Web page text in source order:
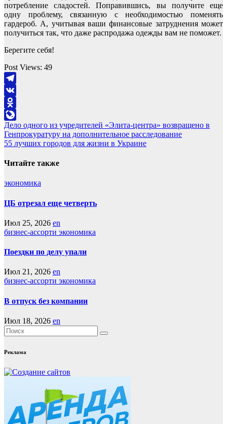
потребление сладостей. Поправившись, вы получите еще
одну проблему, связанную с необходимостью поменять
гардероб. А, учитывая ваши финансовые затруднения может
получиться так, что даже распродажа одежды вам не поможет.
Берегите себя!
Post Views: 49
Telegram
VK
Odnoklassniki
LiveJournal
Навигация
по
Дело одного из учредителей «Элита-центра» возвращено в
Генпрокуратуру на дополнительное расследование
55 лучших городов для жизни в Украине
Читайте также
экономика
ЦБ отрезал еще четверть
Июл 25, 2026 en
бизнес-ассорти экономика
Поездки по делу упали
Июл 21, 2026 en
бизнес-ассорти экономика
В отпуск без компании
Июл 18, 2026 en
Реклама